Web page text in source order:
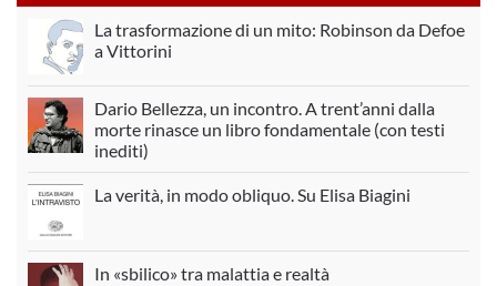
La trasformazione di un mito: Robinson da Defoe
a Vittorini
Dario Bellezza, un incontro. A trent’anni dalla
morte rinasce un libro fondamentale (con testi
inediti)
La verità, in modo obliquo. Su Elisa Biagini
In «sbilico» tra malattia e realtà